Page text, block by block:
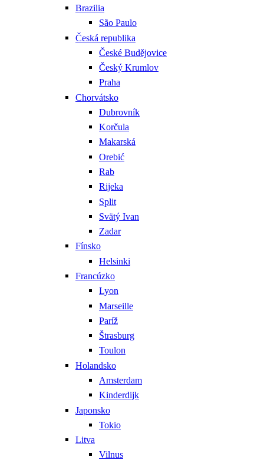
Brazilia
São Paulo
Česká republika
České Budějovice
Český Krumlov
Praha
Chorvátsko
Dubrovník
Korčula
Makarská
Orebić
Rab
Rijeka
Split
Svätý Ivan
Zadar
Fínsko
Helsinki
Francúzko
Lyon
Marseille
Paríž
Štrasburg
Toulon
Holandsko
Amsterdam
Kinderdijk
Japonsko
Tokio
Litva
Vilnus